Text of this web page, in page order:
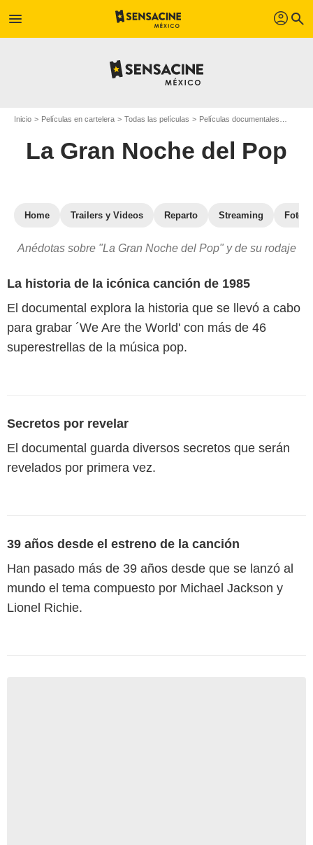
menu profil search
Inicio Películas en cartelera Todas las películas Películas documentales
La Gran Noche del Pop
Home Trailers y Videos Reparto Streaming Fotos
Anédotas sobre "La Gran Noche del Pop" y de su rodaje
La historia de la icónica canción de 1985
El documental explora la historia que se llevó a cabo
para grabar ´We Are the World' con más de 46
superestrellas de la música pop.
Secretos por revelar
El documental guarda diversos secretos que serán
revelados por primera vez.
39 años desde el estreno de la canción
Han pasado más de 39 años desde que se lanzó al
mundo el tema compuesto por Michael Jackson y
Lionel Richie.